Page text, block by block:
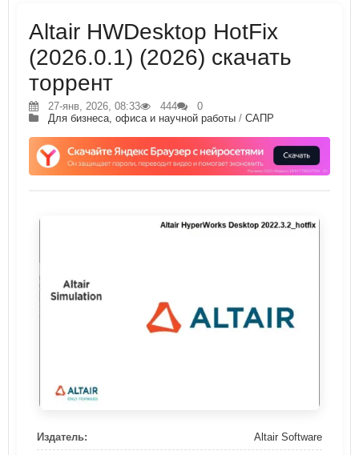
Altair HWDesktop HotFix
(2026.0.1) (2026) скачать
торрент
27-янв, 2026, 08:33 444
0
Для бизнеса, офиса и научной работы / САПР
Издатель: Altair Software